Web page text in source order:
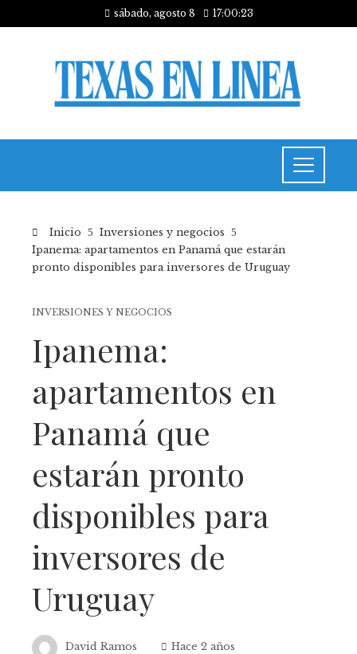
sábado, agosto 8 17:00:23
Inicio
Inversiones y negocios
Ipanema: apartamentos en Panamá que estarán
pronto disponibles para inversores de Uruguay
INVERSIONES Y NEGOCIOS
Ipanema:
apartamentos en
Panamá que
estarán pronto
disponibles para
inversores de
Uruguay
David Ramos Hace 2 años